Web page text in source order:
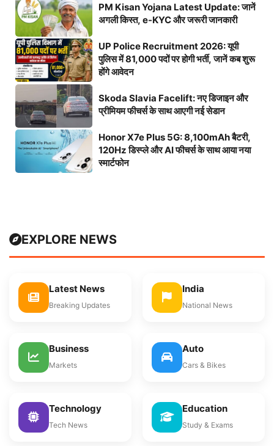
PM Kisan Yojana Latest Update: जानें
अगली किस्त, e-KYC और जरूरी जानकारी
UP Police Recruitment 2026: यूपी
पुलिस में 81,000 पदों पर होगी भर्ती, जानें कब शुरू
होंगे आवेदन
Skoda Slavia Facelift: नए डिजाइन और
प्रीमियम फीचर्स के साथ आएगी नई सेडान
Honor X7e Plus 5G: 8,100mAh बैटरी,
120Hz डिस्प्ले और AI फीचर्स के साथ आया नया
स्मार्टफोन
EXPLORE NEWS
Latest News
Breaking Updates
India
National News
Business
Markets
Auto
Cars & Bikes
Technology
Tech News
Education
Study & Exams